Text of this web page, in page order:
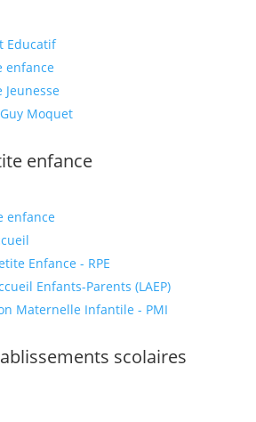
Educatif
enfance
Jeunesse
Moquet
enfance
enfance
Enfance - RPE
Enfants-Parents (LAEP)
Maternelle Infantile - PMI
scolaires